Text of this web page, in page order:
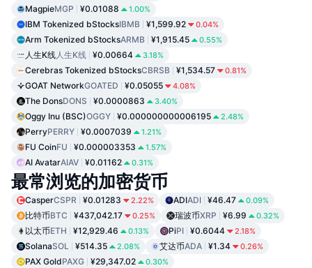
MagpieMGP ¥0.01088 1.00%
IBM Tokenized bStocksIBMB ¥1,599.92 0.04%
Arm Tokenized bStocksARMB ¥1,915.45 0.55%
人生K线人生K线 ¥0.00664 3.18%
Cerebras Tokenized bStocksCBRSB ¥1,534.57 0.81%
GOAT NetworkGOATED ¥0.05055 4.08%
The DonsDONS ¥0.0000863 3.40%
Oggy Inu (BSC)OGGY ¥0.000000000006195 2.48%
PerryPERRY ¥0.0007039 1.21%
FU CoinFU ¥0.000003353 1.57%
AI AvatarAIAV ¥0.01162 0.31%
最常浏览的加密货币
CasperCSPR ¥0.01283 2.22% ADIADI ¥46.47 0.09%
比特币BTC ¥437,042.17 0.25% 瑞波币XRP ¥6.99 0.32%
以太币ETH ¥12,929.46 0.13% PiPI ¥0.6044 2.18%
SolanaSOL ¥514.35 2.08% 艾达币ADA ¥1.34 0.26%
PAX GoldPAXG ¥29,347.02 0.30%